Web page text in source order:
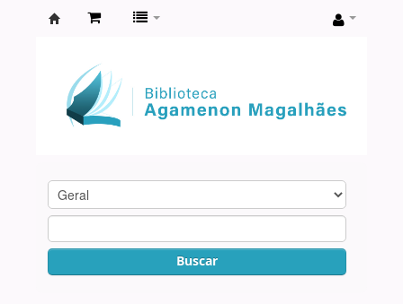
Agamenon
Magalhães
Buscar